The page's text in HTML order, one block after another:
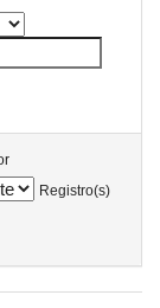
Registro(s)